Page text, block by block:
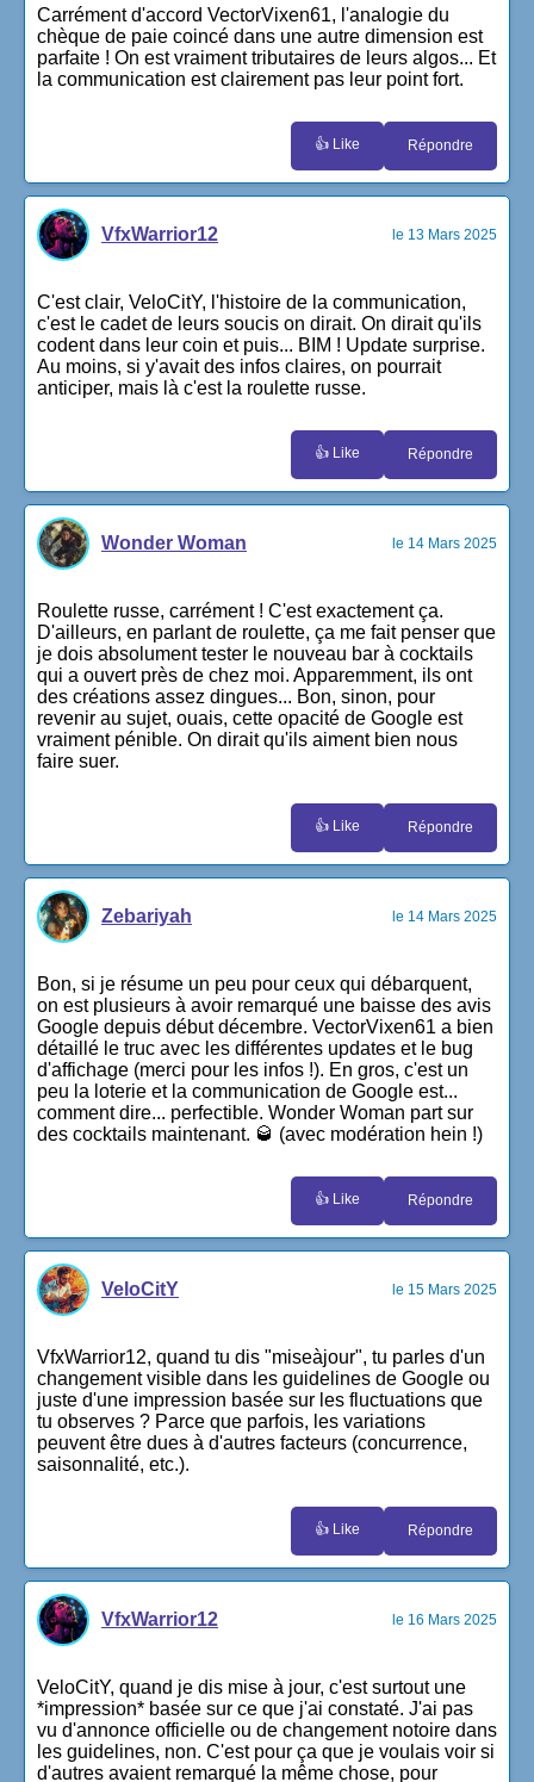
Carrément d'accord VectorVixen61, l'analogie du
chèque de paie coincé dans une autre dimension est
parfaite ! On est vraiment tributaires de leurs algos... Et
la communication est clairement pas leur point fort.
👍 Like Répondre
VfxWarrior12 le 13 Mars 2025
C'est clair, VeloCitY, l'histoire de la communication,
c'est le cadet de leurs soucis on dirait. On dirait qu'ils
codent dans leur coin et puis... BIM ! Update surprise.
Au moins, si y'avait des infos claires, on pourrait
anticiper, mais là c'est la roulette russe.
👍 Like Répondre
Wonder Woman le 14 Mars 2025
Roulette russe, carrément ! C'est exactement ça.
D'ailleurs, en parlant de roulette, ça me fait penser que
je dois absolument tester le nouveau bar à cocktails
qui a ouvert près de chez moi. Apparemment, ils ont
des créations assez dingues... Bon, sinon, pour
revenir au sujet, ouais, cette opacité de Google est
vraiment pénible. On dirait qu'ils aiment bien nous
faire suer.
👍 Like Répondre
Zebariyah le 14 Mars 2025
Bon, si je résume un peu pour ceux qui débarquent,
on est plusieurs à avoir remarqué une baisse des avis
Google depuis début décembre. VectorVixen61 a bien
détaillé le truc avec les différentes updates et le bug
d'affichage (merci pour les infos !). En gros, c'est un
peu la loterie et la communication de Google est...
comment dire... perfectible. Wonder Woman part sur
des cocktails maintenant. 🥃 (avec modération hein !)
👍 Like Répondre
VeloCitY le 15 Mars 2025
VfxWarrior12, quand tu dis "miseàjour", tu parles d'un
changement visible dans les guidelines de Google ou
juste d'une impression basée sur les fluctuations que
tu observes ? Parce que parfois, les variations
peuvent être dues à d'autres facteurs (concurrence,
saisonnalité, etc.).
👍 Like Répondre
VfxWarrior12 le 16 Mars 2025
VeloCitY, quand je dis mise à jour, c'est surtout une
*impression* basée sur ce que j'ai constaté. J'ai pas
vu d'annonce officielle ou de changement notoire dans
les guidelines, non. C'est pour ça que je voulais voir si
d'autres avaient remarqué la même chose, pour